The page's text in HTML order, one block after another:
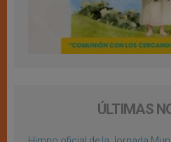
ÚLTIMAS